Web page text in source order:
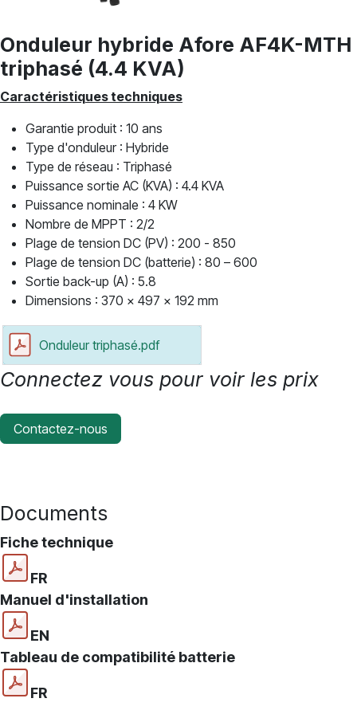
Onduleur hybride Afore AF4K-MTH
triphasé (4.4 KVA)
Caractéristiques techniques
Garantie produit : 10 ans
Type d'onduleur : Hybride
Type de réseau : Triphasé
Puissance sortie AC (KVA) : 4.4 KVA
Puissance nominale : 4 KW
Nombre de MPPT : 2/2
Plage de tension DC (PV) : 200 - 850
Plage de tension DC (batterie) : 80 – 600
Sortie back-up (A) : 5.8
Dimensions : 370 x 497 x 192 mm
Onduleur triphasé.pdf
Connectez vous pour voir les prix
Contactez-nous
Documents
Fiche technique
FR
Manuel d'installation
EN
Tableau de compatibilité batterie
FR